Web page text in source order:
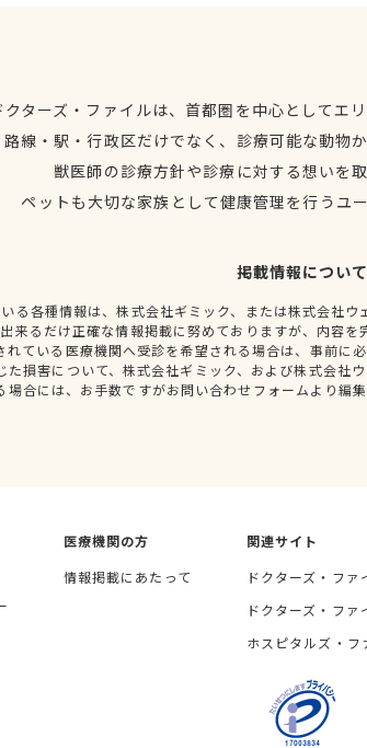
クターズ・ファイルは、首都圏を中心としてエ
路線・駅・行政区だけでなく、診療可能な動物
獣医師の診療方針や診療に対する想いを
ペットも大切な家族として健康管理を行うユ
掲載情報について
る各種情報は、株式会社ギミック、または株式会社
出来るだけ正確な情報掲載に努めておりますが、内容
れている医療機関へ受診を希望される場合は、事前に
た損害について、株式会社ギミック、および株式会社
場合には、お手数ですがお問い合わせフォームより編
医療機関の方
情報掲載にあたって
関連サイト
ドクターズ・ファ
ドクターズ・ファ
ホスピタルズ・フ